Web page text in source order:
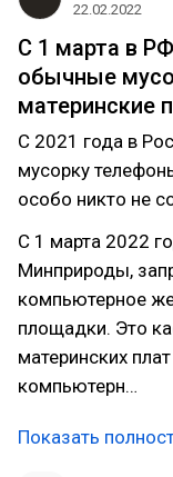
22.02.2022
C 1 марта в
обычные
материнские
С 2021 года в
мусорку
особо никто не
С 1 марта 2022
Минприроды,
компьютерное
площадки. Это
материнских
компьютерн…
Показать